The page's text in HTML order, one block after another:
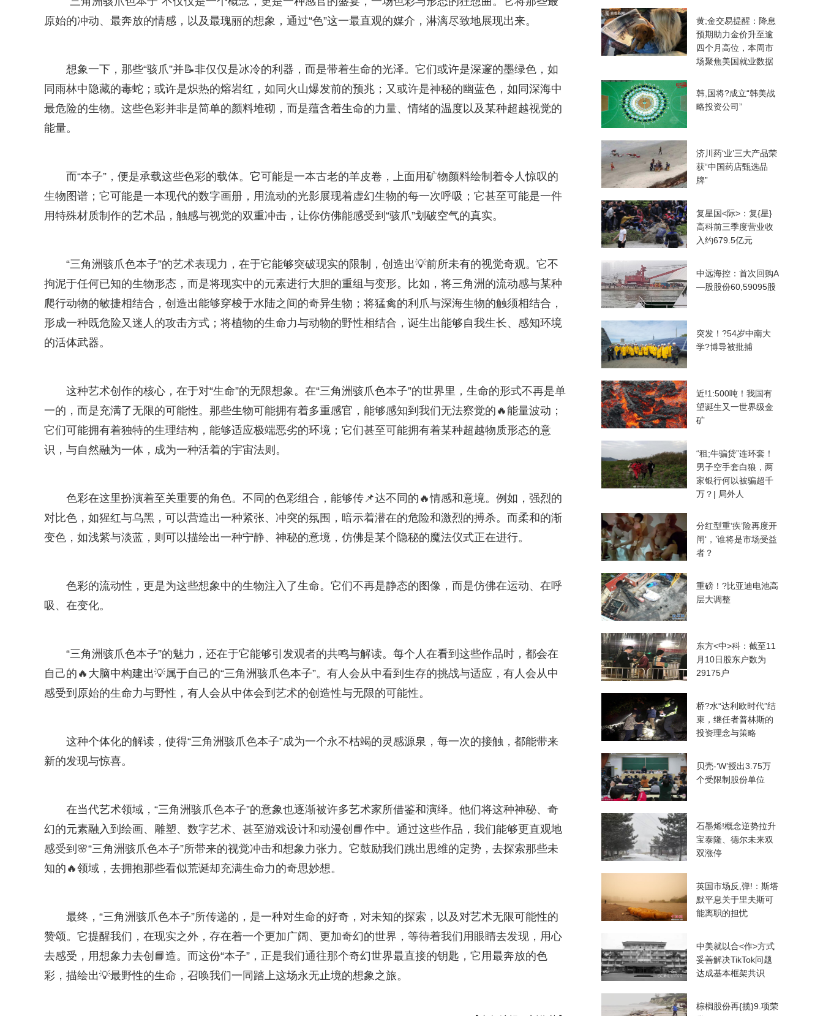
原始的冲动、最奔放的情感，以及最瑰丽的想象，通过“色”这一最直观的媒介，淋漓尽致地展现出来。
想象一下，那些“骇爪”并📝非仅仅是冰冷的利器，而是带着生命的光泽。它们或许是深邃的墨绿色，如
同雨林中隐藏的毒蛇；或许是炽热的熔岩红，如同火山爆发前的预兆；又或许是神秘的幽蓝色，如同深海中
最危险的生物。这些色彩并非是简单的颜料堆砌，而是蕴含着生命的力量、情绪的温度以及某种超越视觉的
能量。
而“本子”，便是承载这些色彩的载体。它可能是一本古老的羊皮卷，上面用矿物颜料绘制着令人惊叹的
生物图谱；它可能是一本现代的数字画册，用流动的光影展现着虚幻生物的每一次呼吸；它甚至可能是一件
用特殊材质制作的艺术品，触感与视觉的双重冲击，让你仿佛能感受到“骇爪”划破空气的真实。
“三角洲骇爪色本子”的艺术表现力，在于它能够突破现实的限制，创造出💡前所未有的视觉奇观。它不
拘泥于任何已知的生物形态，而是将现实中的元素进行大胆的重组与变形。比如，将三角洲的流动感与某种
爬行动物的敏捷相结合，创造出能够穿梭于水陆之间的奇异生物；将猛禽的利爪与深海生物的触须相结合，
形成一种既危险又迷人的攻击方式；将植物的生命力与动物的野性相结合，诞生出能够自我生长、感知环境
的活体武器。
这种艺术创作的核心，在于对“生命”的无限想象。在“三角洲骇爪色本子”的世界里，生命的形式不再是单
一的，而是充满了无限的可能性。那些生物可能拥有着多重感官，能够感知到我们无法察觉的🔥能量波动；
它们可能拥有着独特的生理结构，能够适应极端恶劣的环境；它们甚至可能拥有着某种超越物质形态的意
识，与自然融为一体，成为一种活着的宇宙法则。
色彩在这里扮演着至关重要的角色。不同的色彩组合，能够传📌达不同的🔥情感和意境。例如，强烈的
对比色，如猩红与乌黑，可以营造出一种紧张、冲突的氛围，暗示着潜在的危险和激烈的搏杀。而柔和的渐
变色，如浅紫与淡蓝，则可以描绘出一种宁静、神秘的意境，仿佛是某个隐秘的魔法仪式正在进行。
色彩的流动性，更是为这些想象中的生物注入了生命。它们不再是静态的图像，而是仿佛在运动、在呼
吸、在变化。
“三角洲骇爪色本子”的魅力，还在于它能够引发观者的共鸣与解读。每个人在看到这些作品时，都会在
自己的🔥大脑中构建出💡属于自己的“三角洲骇爪色本子”。有人会从中看到生存的挑战与适应，有人会从中
感受到原始的生命力与野性，有人会从中体会到艺术的创造性与无限的可能性。
这种个体化的解读，使得“三角洲骇爪色本子”成为一个永不枯竭的灵感源泉，每一次的接触，都能带来
新的发现与惊喜。
在当代艺术领域，“三角洲骇爪色本子”的意象也逐渐被许多艺术家所借鉴和演绎。他们将这种神秘、奇
幻的元素融入到绘画、雕塑、数字艺术、甚至游戏设计和动漫创📘作中。通过这些作品，我们能够更直观地
感受到🌸“三角洲骇爪色本子”所带来的视觉冲击和想象力张力。它鼓励我们跳出思维的定势，去探索那些未
知的🔥领域，去拥抱那些看似荒诞却充满生命力的奇思妙想。
最终，“三角洲骇爪色本子”所传递的，是一种对生命的好奇，对未知的探索，以及对艺术无限可能性的
赞颂。它提醒我们，在现实之外，存在着一个更加广阔、更加奇幻的世界，等待着我们用眼睛去发现，用心
去感受，用想象力去创📘造。而这份“本子”，正是我们通往那个奇幻世界最直接的钥匙，它用最奔放的色
彩，描绘出💡最野性的生命，召唤我们一同踏上这场永无止境的想象之旅。
黄;金交易提醒：降息
预期助力金价升至逾
四个月高位，本周市
场聚焦美国就业数据
韩,国将?成立“韩美战
略投资公司”
济川药‘业’三大产品荣
获“中国药店甄选品
牌”
复星国<际>：复{星}
高科前三季度营业收
入约679.5亿元
中远海控：首次回购A
—股股份60,59095股
突发！?54岁中南大
学?博导被批捕
近!1:500吨！我国有
望诞生又一世界级金
矿
“租;牛骗贷”连环套！
男子空手套白狼，两
家银行何以被骗超千
万？| 局外人
分红型重‘疾’险再度开
闸‘，’谁将是市场受益
者？
重磅！?比亚迪电池高
层大调整
东方<中>科：截至11
月10日股东户数为
29175户
桥?水“达利欧时代”结
束，继任者普林斯的
投资理念与策略
贝壳-‘W’授出3.75万
个受限制股份单位
石墨烯!概念逆势拉升
宝泰隆、德尔未来双
双涨停
英国市场反,弹!：斯塔
默平息关于里夫斯可
能离职的担忧
中美就以合<作>方式
妥善解决TikTok问题
达成基本框架共识
棕榈股份再{揽}9.项荣